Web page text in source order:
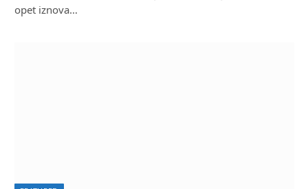
opet iznova…